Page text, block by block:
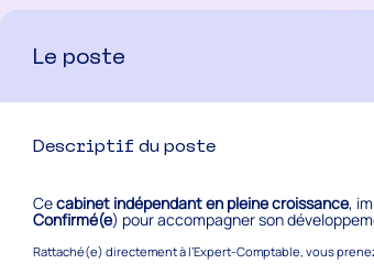
Le poste
Descriptif du poste
Cecabinet indépendant en pleine croissance,
Confirmé(e) pour accompagner son
Rattaché(e) directement à l’Expert-Comptable, vous